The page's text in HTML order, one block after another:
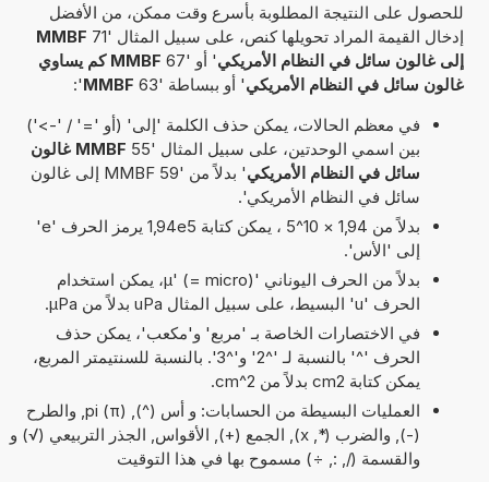
للحصول على النتيجة المطلوبة بأسرع وقت ممكن، من الأفضل
إدخال القيمة المراد تحويلها كنص، على سبيل المثال '71
MMBF
إلى غالون سائل في النظام الأمريكي' أو '67
MMBF كم يساوي
غالون سائل في النظام الأمريكي' أو ببساطة '63 MMBF
':
في معظم الحالات، يمكن حذف الكلمة 'إلى' (أو '=' / '->')
بين اسمي الوحدتين، على سبيل المثال '55
MMBF غالون
سائل في النظام الأمريكي
' بدلاً من '59 MMBF إلى غالون
سائل في النظام الأمريكي'.
بدلاً من 1,94 × 10^5 ، يمكن كتابة 1,94e5 يرمز الحرف 'e'
إلى 'الأس'.
بدلاً من الحرف اليوناني 'µ' (= micro)، يمكن استخدام
الحرف 'u' البسيط، على سبيل المثال uPa بدلاً من µPa.
في الاختصارات الخاصة بـ 'مربع' و'مكعب'، يمكن حذف
الحرف '^' بالنسبة لـ '^2' و'^3'. بالنسبة للسنتيمتر المربع،
يمكن كتابة cm2 بدلاً من cm^2.
العمليات البسيطة من الحسابات: و أس (^), pi (π), والطرح
(-), والضرب (*, x), الجمع (+), الأقواس, الجذر التربيعي (√) و
والقسمة (/, :, ÷) مسموح بها في هذا التوقيت